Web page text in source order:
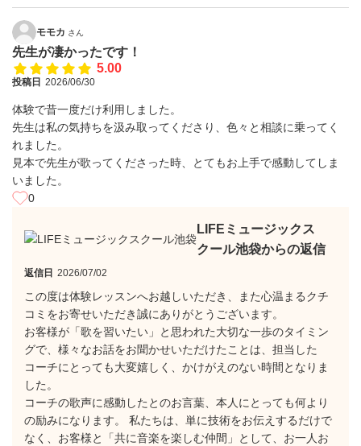
モモカ さん
先生が凄かったです！
5.00
投稿日 2026/06/30
体験で昔一度だけ利用しました。
先生は私の気持ちを汲み取ってくださり、色々と相談に乗ってく
れました。
見本で先生が歌ってくださった時、とてもお上手で感動してしま
いました。
0
LIFEミュージックス
クール池袋からの返信
返信日 2026/07/02
この度は体験レッスンへお越しいただき、また心温まるクチ
コミをお寄せいただき誠にありがとうございます。
お客様が「歌を習いたい」と思われた大切な一歩のタイミン
グで、様々なお話をお聞かせいただけたことは、担当した
コーチにとっても大変嬉しく、かけがえのない時間となりま
した。
コーチの歌声に感動したとのお言葉、本人にとっても何より
の励みになります。 私たちは、単に技術をお伝えするだけで
なく、お客様と「共に音楽を楽しむ仲間」として、お一人お